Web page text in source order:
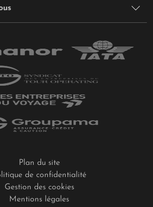
Plan du site
de confidentialité
Gestion des cookies
Mentions légales